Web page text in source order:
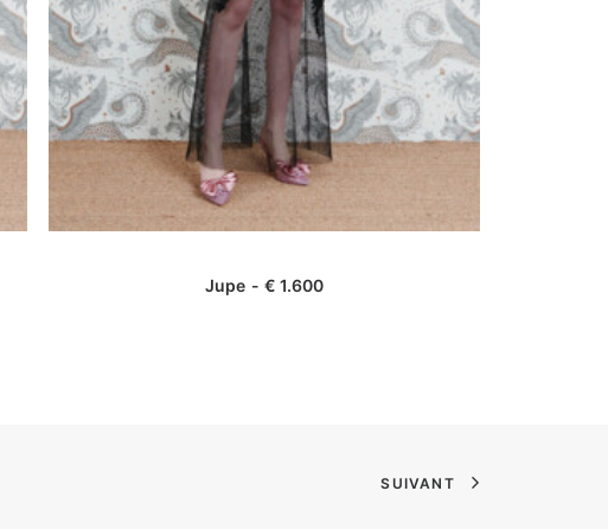
AJOUTER AU PANIER
Jupe € 1.600
SUIVANT